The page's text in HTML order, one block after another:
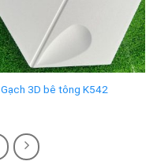
Gạch 3D bê tông K542